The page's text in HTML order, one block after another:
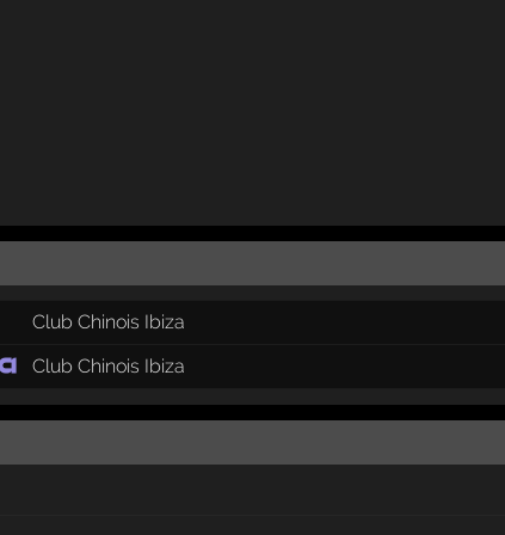
Club Chinois Ibiza
Club Chinois Ibiza